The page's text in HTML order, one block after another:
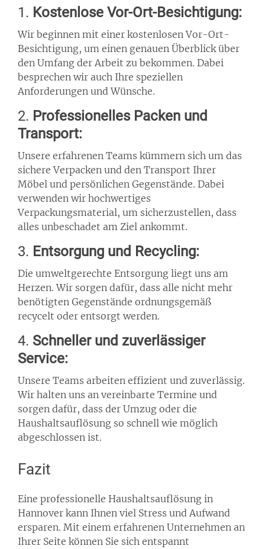
1. Kostenlose Vor-Ort-Besichtigung:
Wir beginnen mit einer kostenlosen Vor-Ort-
Besichtigung, um einen genauen Überblick über
den Umfang der Arbeit zu bekommen. Dabei
besprechen wir auch Ihre speziellen
Anforderungen und Wünsche.
2. Professionelles Packen und
Transport:
Unsere erfahrenen Teams kümmern sich um das
sichere Verpacken und den Transport Ihrer
Möbel und persönlichen Gegenstände. Dabei
verwenden wir hochwertiges
Verpackungsmaterial, um sicherzustellen, dass
alles unbeschadet am Ziel ankommt.
3. Entsorgung und Recycling:
Die umweltgerechte Entsorgung liegt uns am
Herzen. Wir sorgen dafür, dass alle nicht mehr
benötigten Gegenstände ordnungsgemäß
recycelt oder entsorgt werden.
4. Schneller und zuverlässiger
Service:
Unsere Teams arbeiten effizient und zuverlässig.
Wir halten uns an vereinbarte Termine und
sorgen dafür, dass der Umzug oder die
Haushaltsauflösung so schnell wie möglich
abgeschlossen ist.
Fazit
Eine professionelle Haushaltsauflösung in
Hannover kann Ihnen viel Stress und Aufwand
ersparen. Mit einem erfahrenen Unternehmen an
Ihrer Seite können Sie sich entspannt